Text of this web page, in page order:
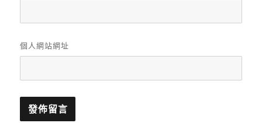
個人網站網址